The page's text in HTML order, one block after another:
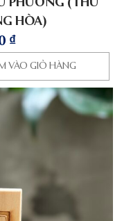
PHƯƠNG (THƯ
HÒA)
₫
VÀO GIỎ HÀNG